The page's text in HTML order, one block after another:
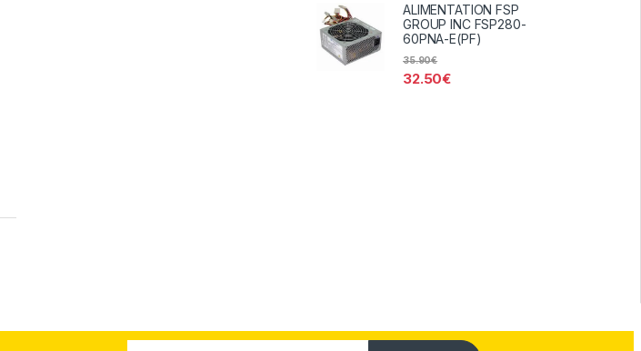
ALIMENTATION FSP
GROUP INC FSP280-
60PNA-E(PF)
32.50€
35.90€